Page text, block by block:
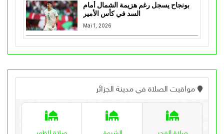
بونجاح يسجل رغم هزيمة الشمال أمام
السد في كأس الأمير
Mai 1, 2026